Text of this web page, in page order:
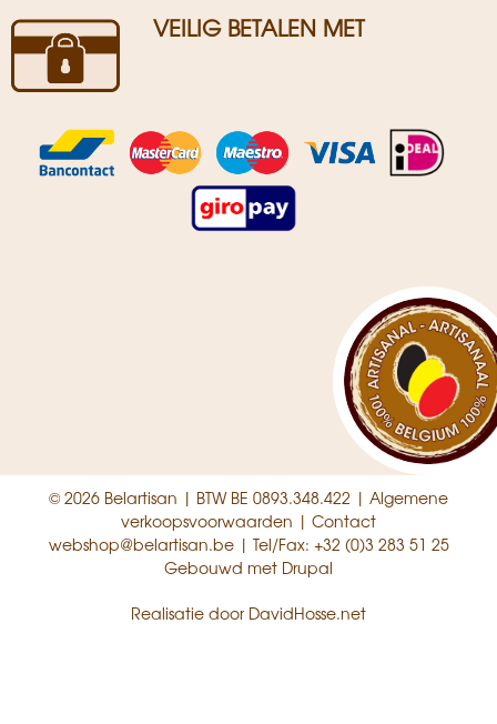
VEILIG BETALEN MET
© 2026 Belartisan | BTW BE 0893.348.422 | Algemene
verkoopsvoorwaarden | Contact
webshop@belartisan.be| Tel/Fax: +32 (0)3 283 51 25
Gebouwd met Drupal
Realisatie door DavidHosse.net